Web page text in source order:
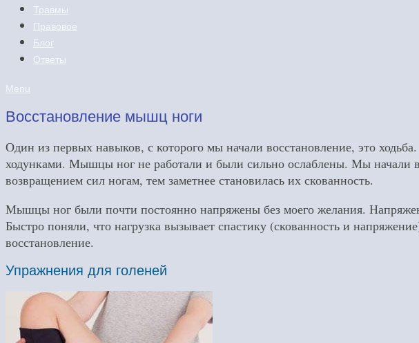
Травмы
Правовое
Блог
Ответы
Menu
Восстановление мышц ноги
Один из первых навыков, с которого мы начали восстановление, это
ходунками. Мышцы ног не работали и были сильно ослаблены. Мы начали
возвращением сил ногам, тем заметнее становилась их скованность.
Мышцы ног были почти постоянно напряжены без моего желания.
Быстро поняли, что нагрузка вызывает спастику (скованность и
восстановление.
Упражнения для голеней